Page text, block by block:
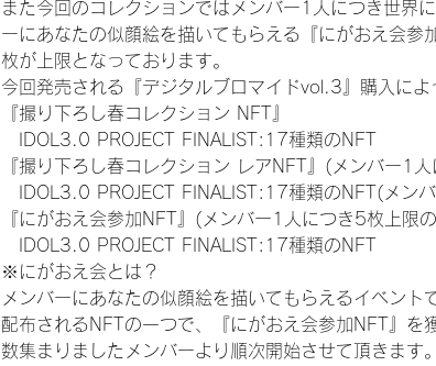
また今回のコレクションではメンバー1人につき世界
ーにあなたの似顔絵を描いてもらえる『にがおえ会
枚が上限となっております。
今回発売される『デジタルブロマイドvol.3』購入に
『撮り下ろし春コレクション NFT』
IDOL3.0 PROJECT FINALIST:17種類のNFT
『撮り下ろし春コレクション レアNFT』(メンバー1
IDOL3.0 PROJECT FINALIST:17種類のNFT(メン
『にがおえ会参加NFT』(メンバー1人につき5枚上限
IDOL3.0 PROJECT FINALIST:17種類のNFT
※にがおえ会とは？
メンバーにあなたの似顔絵を描いてもらえるイベン
配布されるNFTの一つで、『にがおえ会参加NFT』を
数集まりましたメンバーより順次開始させて頂きま